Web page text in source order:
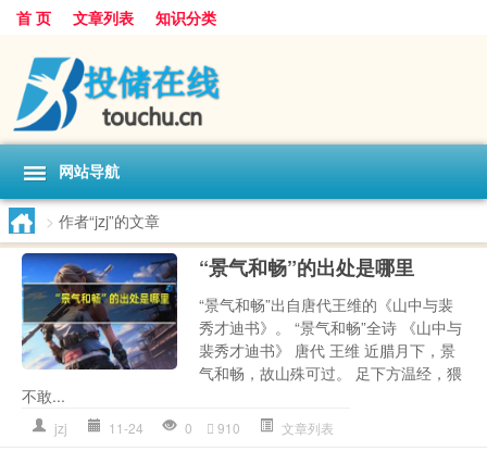
首 页 文章列表 知识分类
网站导航
> 作者“jzj”的文章
“景气和畅”的出处是哪里
“景气和畅”出自唐代王维的《山中与裴
秀才迪书》。 “景气和畅”全诗 《山中与
裴秀才迪书》 唐代 王维 近腊月下，景
气和畅，故山殊可过。 足下方温经，猥
不敢...
jzj 11-24 0 910 文章列表